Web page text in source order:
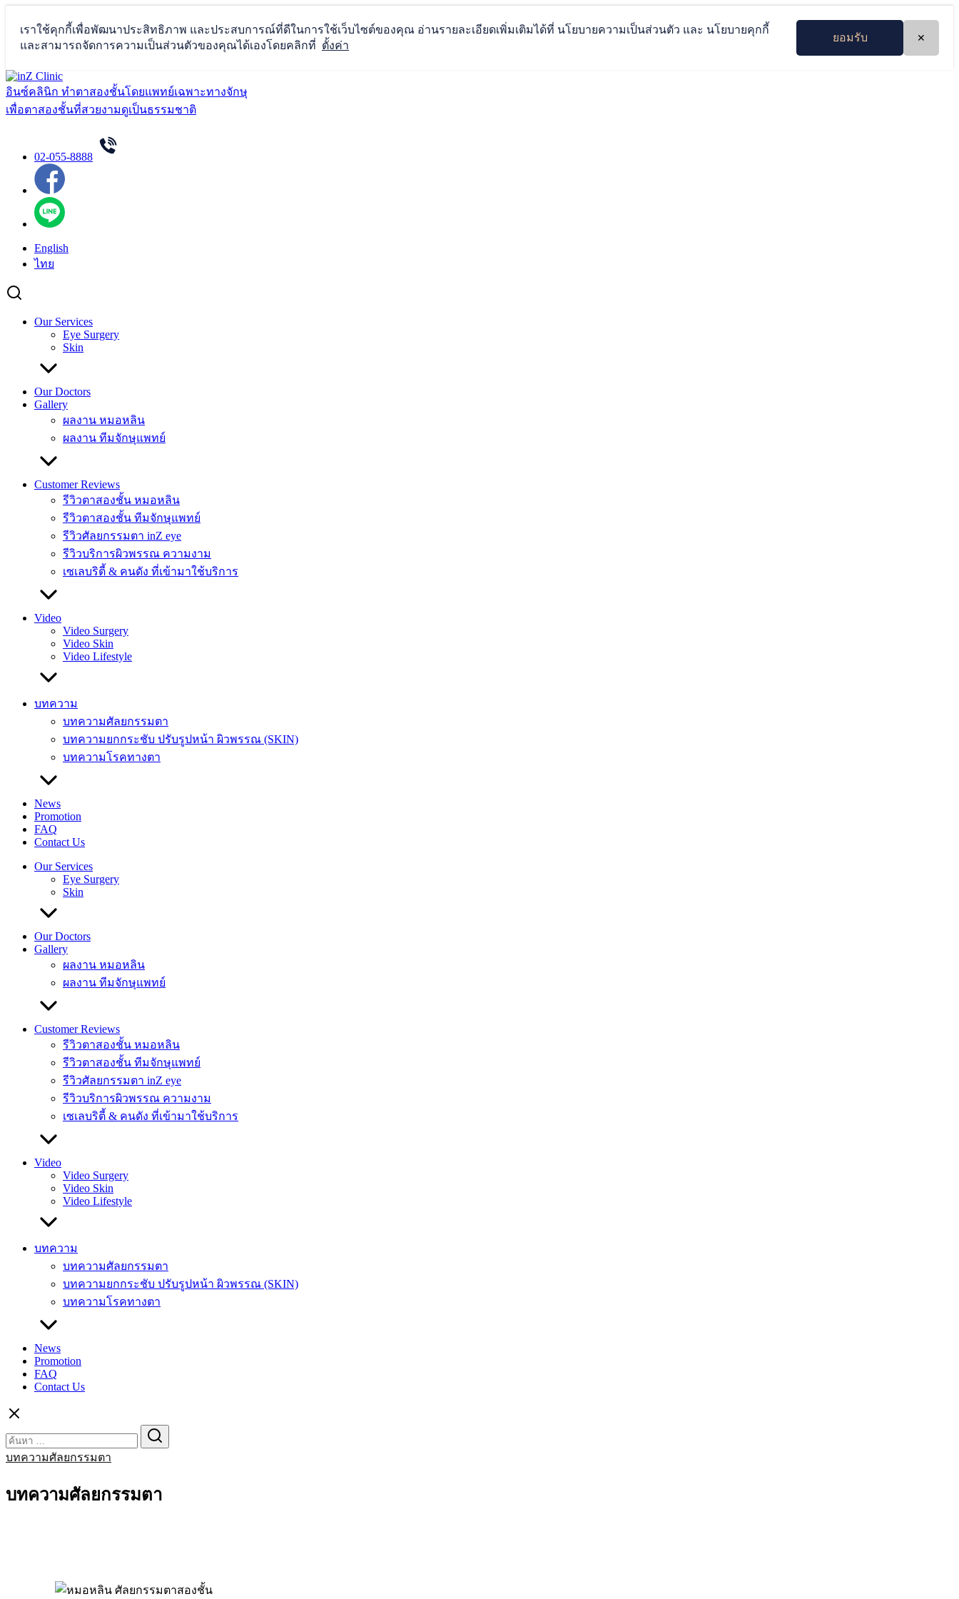
Skip
to
content
อินซ์คลินิก ทำตาสองชั้นโดยแพทย์เฉพาะทางจักษุ
เพื่อตาสองชั้นที่สวยงามดูเป็นธรรมชาติ
02-055-8888
English
ไทย
Our Services
Eye Surgery
Skin
Our Doctors
Gallery
ผลงาน หมอหลิน
ผลงาน ทีมจักษุแพทย์
Customer Reviews
รีวิวตาสองชั้น หมอหลิน
รีวิวตาสองชั้น ทีมจักษุแพทย์
รีวิวศัลยกรรมตา inZ eye
รีวิวบริการผิวพรรณ ความงาม
เซเลบริตี้ & คนดัง ที่เข้ามาใช้บริการ
Video
Video Surgery
Video Skin
Video Lifestyle
บทความ
บทความศัลยกรรมตา
บทความยกกระชับ ปรับรูปหน้า ผิวพรรณ (SKIN)
บทความโรคทางตา
News
Promotion
FAQ
Contact Us
Our Services
Eye Surgery
Skin
Our Doctors
Gallery
ผลงาน หมอหลิน
ผลงาน ทีมจักษุแพทย์
Customer Reviews
รีวิวตาสองชั้น หมอหลิน
รีวิวตาสองชั้น ทีมจักษุแพทย์
รีวิวศัลยกรรมตา inZ eye
รีวิวบริการผิวพรรณ ความงาม
เซเลบริตี้ & คนดัง ที่เข้ามาใช้บริการ
Video
Video Surgery
Video Skin
Video Lifestyle
บทความ
บทความศัลยกรรมตา
บทความยกกระชับ ปรับรูปหน้า ผิวพรรณ (SKIN)
บทความโรคทางตา
News
Promotion
FAQ
Contact Us
for:
บทความศัลยกรรมตา
บทความศัลยกรรมตา